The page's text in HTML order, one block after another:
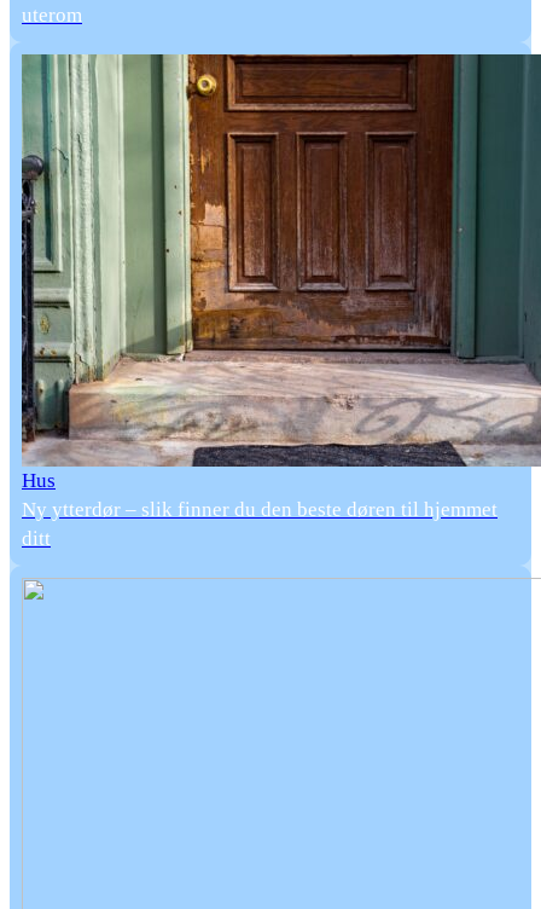
uterom
Hus
Ny ytterdør – slik finner du den beste døren til hjemmet
ditt